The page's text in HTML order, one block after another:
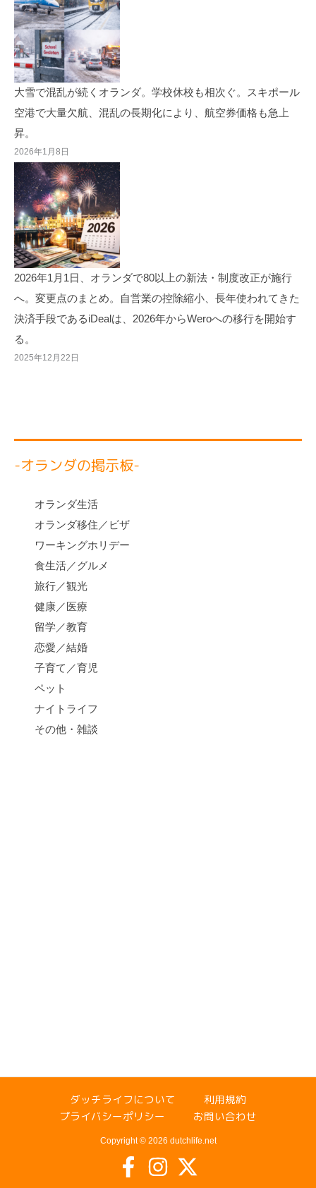
大雪で混乱が続くオランダ。学校休校も相次ぐ。スキポール
空港で大量欠航、混乱の長期化により、航空券価格も急上
昇。
2026年1月8日
2026年1月1日、オランダで80以上の新法・制度改正が施行
へ。変更点のまとめ。自営業の控除縮小、長年使われてきた
決済手段であるiDealは、2026年からWeroへの移行を開始す
る。
2025年12月22日
-オランダの掲示板-
オランダ生活
オランダ移住／ビザ
ワーキングホリデー
食生活／グルメ
旅行／観光
健康／医療
留学／教育
恋愛／結婚
子育て／育児
ペット
ナイトライフ
その他・雑談
ダッチライフについて
利用規約
プライバシーポリシー
お問い合わせ
Copyright © 2026 dutchlife.net